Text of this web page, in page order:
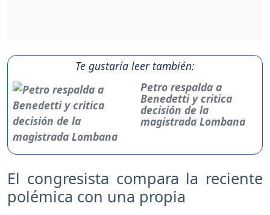
Te gustaría leer también:
Petro respalda a
Benedetti y critica
decisión de la
magistrada Lombana
El congresista compara la reciente
polémica con una propia